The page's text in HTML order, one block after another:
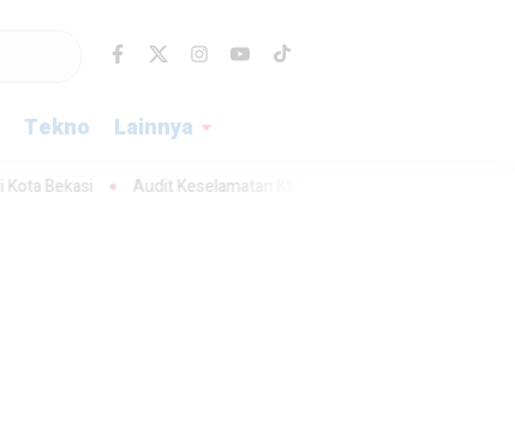
Tekno Lainnya
Audit Keselamatan KMP Mutiara Sentosa II Segera Digelar